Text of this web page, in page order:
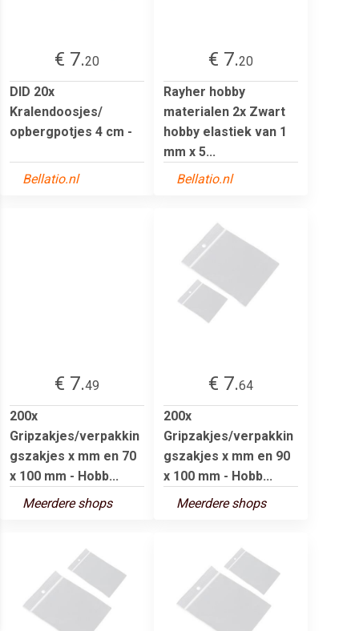
€ 7.20
DID 20x
Kralendoosjes/
opbergpotjes 4 cm -
Bellatio.nl
€ 7.20
Rayher hobby
materialen 2x Zwart
hobby elastiek van 1
mm x 5...
Bellatio.nl
€ 7.49
200x
Gripzakjes/verpakkin
gszakjes x mm en 70
x 100 mm - Hobb...
Meerdere shops
€ 7.64
200x
Gripzakjes/verpakkin
gszakjes x mm en 90
x 100 mm - Hobb...
Meerdere shops